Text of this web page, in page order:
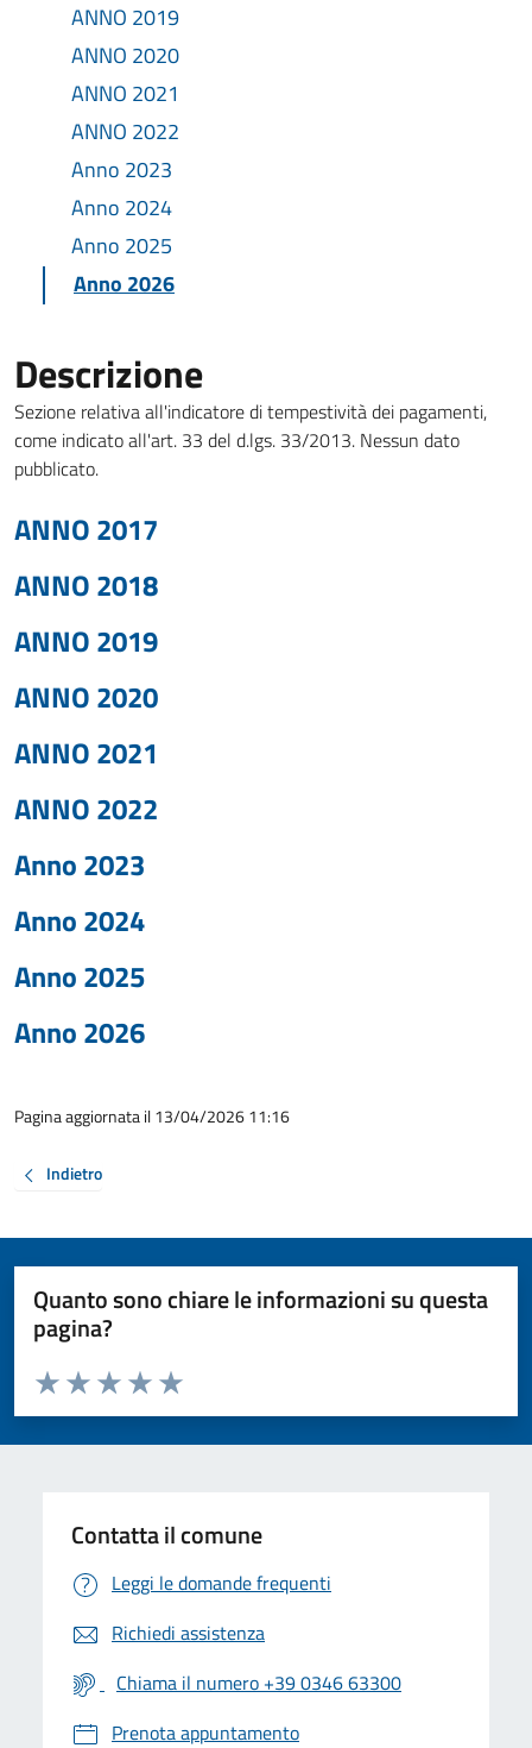
ANNO 2019
ANNO 2020
ANNO 2021
ANNO 2022
Anno 2023
Anno 2024
Anno 2025
Anno 2026
Descrizione
Sezione relativa all'indicatore di tempestività dei pagamenti,
come indicato all'art. 33 del d.lgs. 33/2013. Nessun dato
pubblicato.
ANNO 2017
ANNO 2018
ANNO 2019
ANNO 2020
ANNO 2021
ANNO 2022
Anno 2023
Anno 2024
Anno 2025
Anno 2026
Pagina aggiornata il 13/04/2026 11:16
Indietro
Quanto sono chiare le informazioni su questa
pagina?
Valuta da 1 a 5 stelle la pagina
Valuta 5 stelle su 5
Valuta 4 stelle su 5
Valuta 3 stelle su 5
Valuta 2 stelle su 5
Valuta 1 stelle su 5
Contatta il comune
Leggi le domande frequenti
Richiedi assistenza
Chiama il numero +39 0346 63300
Prenota appuntamento